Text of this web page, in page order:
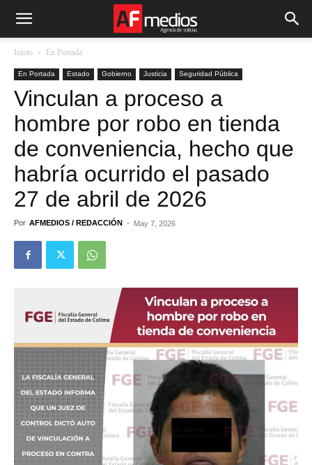
Inicio En Portada
En Portada Estado Gobierno Justicia Seguridad Pública
Vinculan a proceso a
hombre por robo en tienda
de conveniencia, hecho que
habría ocurrido el pasado
27 de abril de 2026
Por AFMEDIOS / REDACCIÓN - May 7, 2026